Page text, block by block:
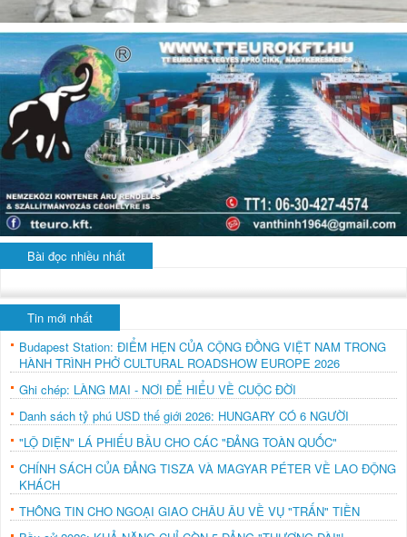
Bài đọc nhiều nhất
Tin mới nhất
Budapest Station: ĐIỂM HẸN CỦA CỘNG ĐỒNG VIỆT NAM TRONG
HÀNH TRÌNH PHỞ CULTURAL ROADSHOW EUROPE 2026
Ghi chép: LÀNG MAI - NƠI ĐỂ HIỂU VỀ CUỘC ĐỜI
Danh sách tỷ phú USD thế giới 2026: HUNGARY CÓ 6 NGƯỜI
"LỘ DIỆN" LÁ PHIẾU BẦU CHO CÁC "ĐẢNG TOÀN QUỐC"
CHÍNH SÁCH CỦA ĐẢNG TISZA VÀ MAGYAR PÉTER VỀ LAO ĐỘNG
KHÁCH
THÔNG TIN CHO NGOẠI GIAO CHÂU ÂU VỀ VỤ "TRẤN" TIỀN